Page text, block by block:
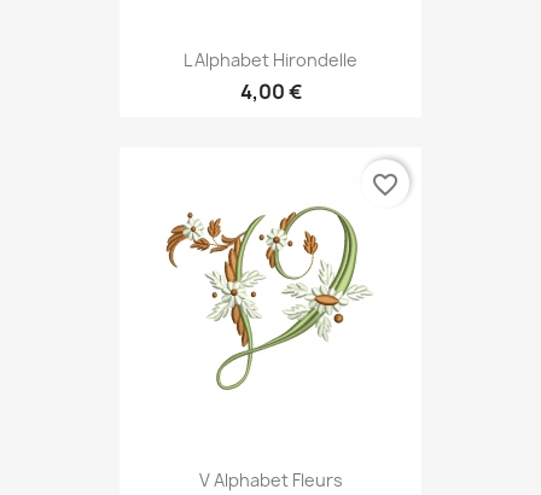
L Alphabet Hirondelle
4,00 €
V Alphabet Fleurs
favorite_border